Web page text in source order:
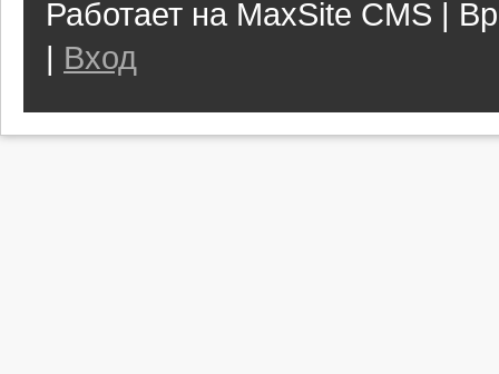
Работает на MaxSite CMS |
| Вход